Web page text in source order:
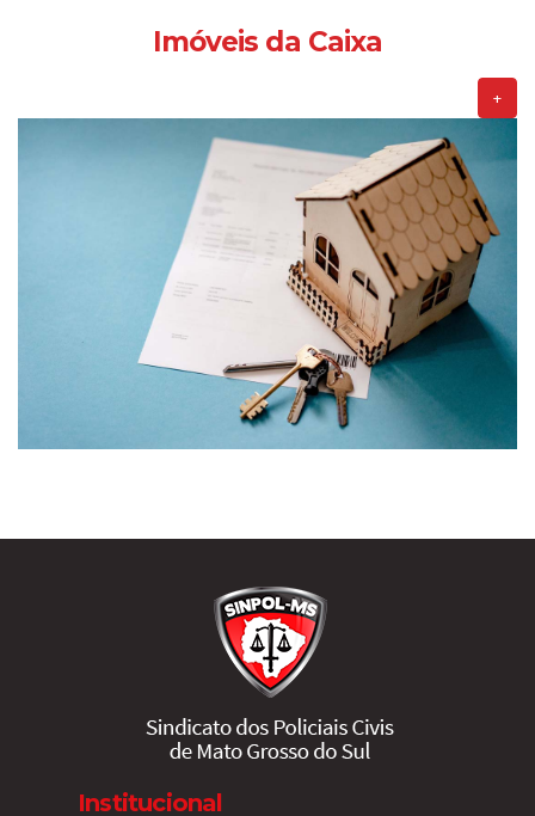
Imóveis da Caixa
+
Institucional